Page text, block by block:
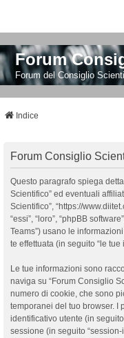
Forum
Forum del Consiglio
Indice
Forum Consiglio
Questo paragrafo spiega
Scientifico” ed eventuali
Scientifico”, “https://
“essi”, “loro”, “phpBB
Teams”) usano le
te effettuata (in seguito “le tue
Le tue informazioni sono
naviga su “Forum Consiglio
numero di cookie, che sono
temporanei del tuo browser. I
identificativo utente (in
sessione (in seguito